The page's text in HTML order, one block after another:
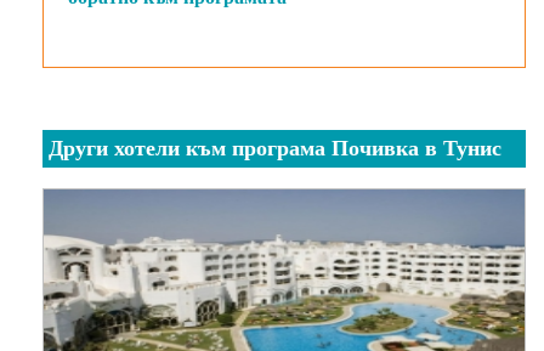
Други хотели към програма Почивка в Тунис